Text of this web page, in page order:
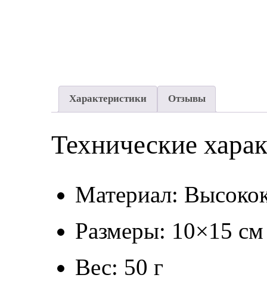
Характеристики Отзывы
Технические
Материал:
Размеры: 10×15 см
Вес: 50 г